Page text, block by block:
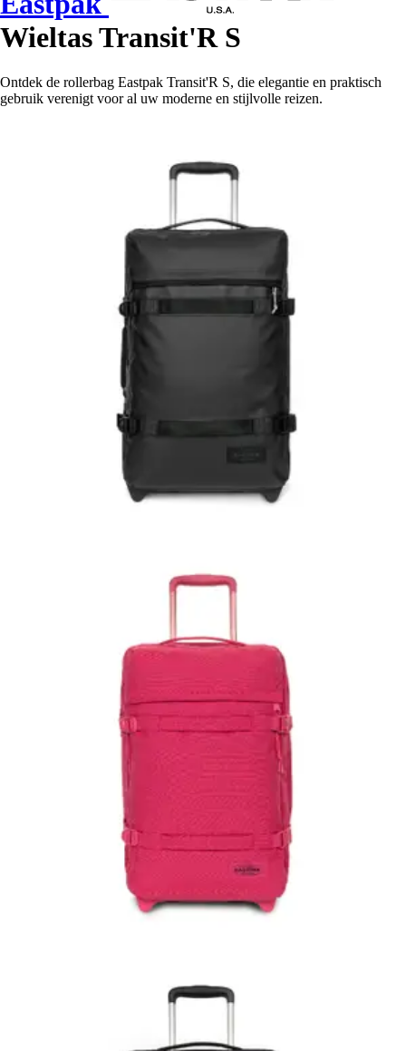
Wieltas Transit'R S
Ontdek de rollerbag Eastpak Transit'R S, die elegantie en praktisch
gebruik verenigt voor al uw moderne en stijlvolle reizen.